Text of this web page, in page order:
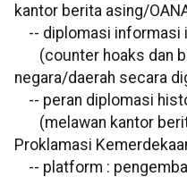
kantor berita asing/
-- diplomasi informasi
(counter hoaks dan
negara/daerah secara
-- peran diplomasi
(melawan kantor
Proklamasi
-- platform :